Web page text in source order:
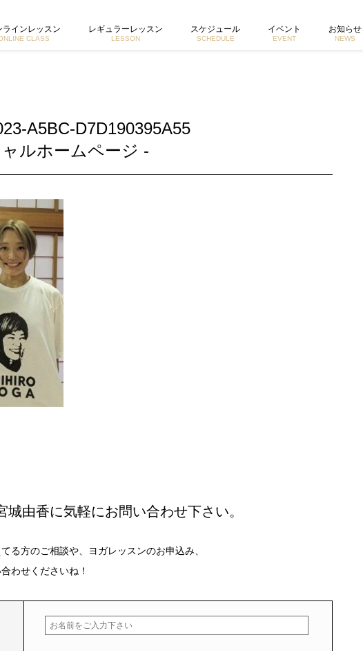
ラインレッスン
CLASS
レギュラーレッスン
LESSON
スケジュール
SCHEDULE
イベント
EVENT
お知らせ
NEWS
A5BC-D7D190395A55
ルホームページ -
城由香に気軽にお問い合わせ下さい。
る方のご相談や、ヨガレッスンのお申込み、
わせくださいね！